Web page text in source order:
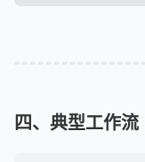
四、典型工作流